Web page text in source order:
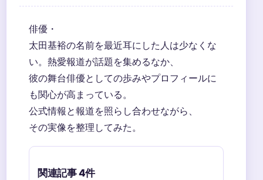
俳優・
太田基裕の名前を最近耳にした人は少なくな
い。熱愛報道が話題を集めるなか、
彼の舞台俳優としての歩みやプロフィールに
も関心が高まっている。
公式情報と報道を照らし合わせながら、
その実像を整理してみた。
関連記事 4件